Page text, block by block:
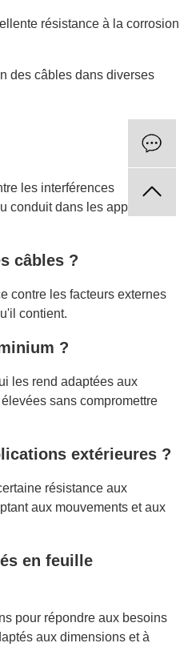
résistance à la corrosion
des câbles dans diverses
les interférences
conduit dans les applications
câbles ?
contre les facteurs externes
contient.
?
les rend adaptées aux
sans compromettre
extérieures ?
résistance aux
aux mouvements et aux
en feuille
pour répondre aux besoins
aux dimensions et à